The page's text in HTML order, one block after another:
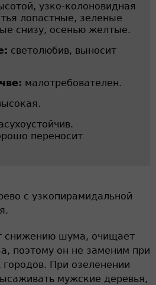
узко-колоновидная
лопастные, зеленые
снизу, осенью желтые.
светолюбив, выносит
малотребователен.
переносит
с узкопирамидальной
снижению шума, очищает
поэтому он не заменим при
При озеленении
мужские деревья,